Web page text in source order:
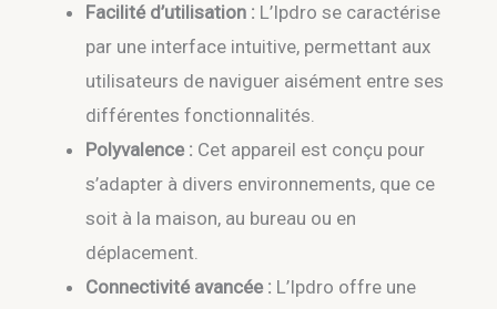
Facilité d’utilisation : L’Ipdro se caractérise
par une interface intuitive, permettant aux
utilisateurs de naviguer aisément entre ses
différentes fonctionnalités.
Polyvalence : Cet appareil est conçu pour
s’adapter à divers environnements, que ce
soit à la maison, au bureau ou en
déplacement.
Connectivité avancée : L’Ipdro offre une